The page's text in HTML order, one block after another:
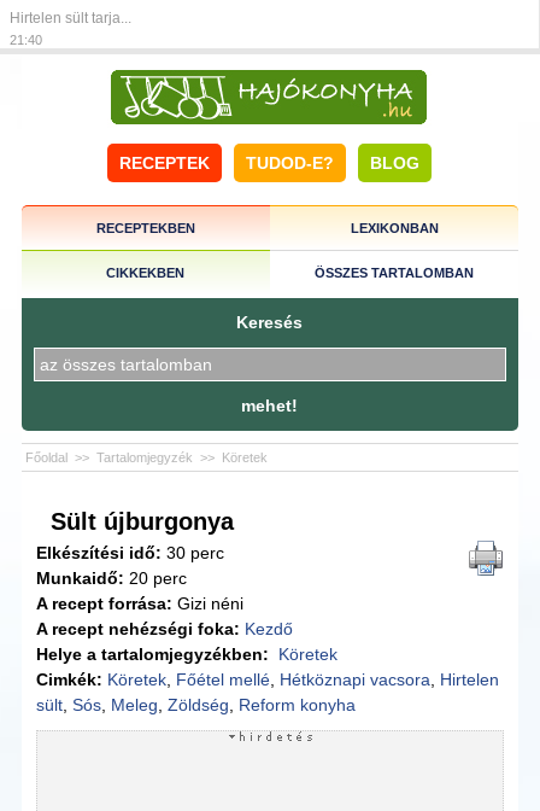
Hirtelen sült tarja...
21:40
RECEPTEK TUDOD-E? BLOG
RECEPTEKBEN LEXIKONBAN
CIKKEKBEN ÖSSZES TARTALOMBAN
Keresés
mehet!
Főoldal >> Tartalomjegyzék >> Köretek
Sült újburgonya
Elkészítési idő: 30 perc
Munkaidő: 20 perc
A recept forrása: Gizi néni
A recept nehézségi foka: Kezdő
Helye a tartalomjegyzékben:
Köretek
Cimkék: Köretek Főétel mellé Hétköznapi vacsora
Hirtelen
sült ,Sós Meleg ,Zöldség Reform konyha